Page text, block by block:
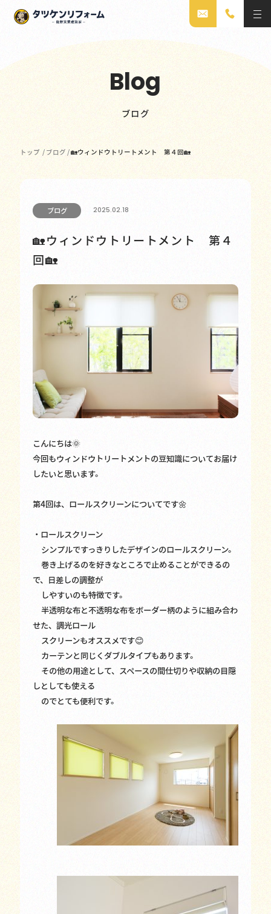
Blog
ブログ
トップ / ブログ /🏡ウィンドウトリートメント 第４回🏡
ブログ 2025.02.18
🏡ウィンドウトリートメント 第４
回🏡
こんにちは🌞
今回もウィンドウトリートメントの豆知識についてお届け
したいと思います。
第4回は、ロールスクリーンについてです🌼
・ロールスクリーン
シンプルですっきりしたデザインのロールスクリーン。
巻き上げるのを好きなところで止めることができるの
で、日差しの調整が
しやすいのも特徴です。
半透明な布と不透明な布をボーダー柄のように組み合わ
せた、調光ロール
スクリーンもオススメです😊
カーテンと同じくダブルタイプもあります。
その他の用途として、スペースの間仕切りや収納の目隠
しとしても使える
のでとても便利です。